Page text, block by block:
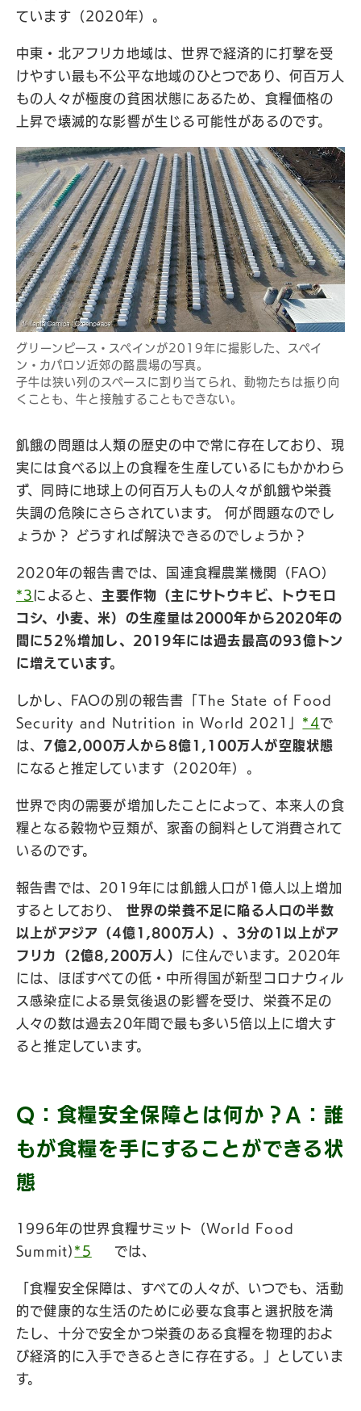
ています（2020年）。
中東・北アフリカ地域は、世界で経済的に打撃を受
けやすい最も不公平な地域のひとつであり、何百万人
もの人々が極度の貧困状態にあるため、食糧価格の
上昇で壊滅的な影響が生じる可能性があるのです。
グリーンピース・スペインが2019年に撮影した、スペイ
ン・カパロソ近郊の酪農場の写真。
子牛は狭い列のスペースに割り当てられ、動物たちは振り向
くことも、牛と接触することもできない。
飢餓の問題は人類の歴史の中で常に存在しており、現
実には食べる以上の食糧を生産しているにもかかわら
ず、同時に地球上の何百万人もの人々が飢餓や栄養
失調の危険にさらされています。 何が問題なのでし
ょうか？ どうすれば解決できるのでしょうか？
2020年の報告書では、国連食糧農業機関（FAO）
*3によると、 主要作物（主にサトウキビ、トウモロ
コシ、小麦、米）の生産量は2000年から2020年の
間に52％増加し、2019年には過去最高の93億トン
に増えています。
しかし、FAOの別の報告書「The State of Food
Security and Nutrition in World 2021」 *4で
は、 7億2,000万人から8億1,100万人が空腹状態
になると推定しています（2020年）。
世界で肉の需要が増加したことによって、本来人の食
糧となる穀物や豆類が、家畜の飼料として消費されて
いるのです。
報告書では、2019年には飢餓人口が1億人以上増加
するとしており、 世界の栄養不足に陥る人口の半数
以上がアジア（4億1,800万人）、3分の1以上がア
フリカ（2億8,200万人） に住んでいます。2020年
には、ほぼすべての低・中所得国が新型コロナウィル
ス感染症による景気後退の影響を受け、栄養不足の
人々の数は過去20年間で最も多い5倍以上に増大す
ると推定しています。
Q：食糧安全保障とは何か？A：誰
もが食糧を手にすることができる状
態
1996年の世界食糧サミット（World Food
Summit) *5 では、
「食糧安全保障は、すべての人々が、いつでも、活動
的で健康的な生活のために必要な食事と選択肢を満
たし、十分で安全かつ栄養のある食糧を物理的およ
び経済的に入手できるときに存在する。」としていま
す。